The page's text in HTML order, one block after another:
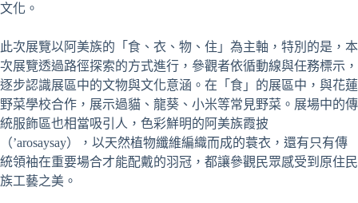
文化。
此次展覽以阿美族的「食、衣、物、住」為主軸，特別的是，本
次展覽透過路徑探索的方式進行，參觀者依循動線與任務標示，
逐步認識展區中的文物與文化意涵。在「食」的展區中，與花蓮
野菜學校合作，展示過貓、龍葵、小米等常見野菜。展場中的傳
統服飾區也相當吸引人，色彩鮮明的阿美族霞披
（’arosaysay），以天然植物纖維編織而成的蓑衣，還有只有傳
統領袖在重要場合才能配戴的羽冠，都讓參觀民眾感受到原住民
族工藝之美。